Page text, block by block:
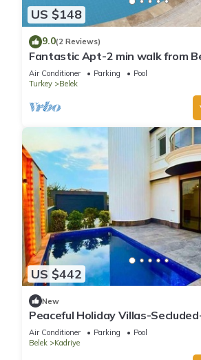
US $148
9.0(2 Reviews)
Fantastic Apt-2 min walk from
Antalya region, great for golf
Air Conditioner Parking
Pool
Turkey
Belek
US $442
New
Peaceful Holiday Villas-
Air Conditioner Parking
Pool
Belek
Kadriye